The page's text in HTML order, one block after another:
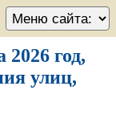
год,
улиц,